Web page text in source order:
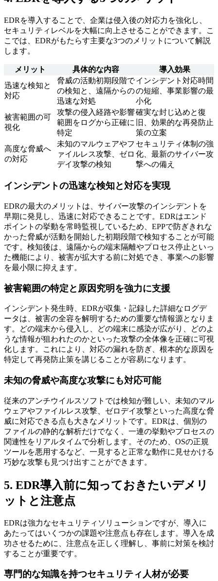
EDRを導入することで、企業は侵入後の対応力を強化し、
セキュリティレベルを大幅に向上させることができます。こ
こでは、EDRがもたらす主要な3つのメリットについて解説
します。
メリット 具体的な内容
導入効果
迅速な検知と
対応
脅威の活動初期段階で
の検知と、遠隔からの
迅速な対処
インシデント対応時間
の短縮、事業影響の最
小化
被害範囲の可
視化
攻撃の侵入経路や影響
範囲をログから正確に
特定
確実な封じ込めと復
旧、効果的な再発防止
策の立案
高度な脅威へ
の対応
未知のマルウェアやフ
ァイルレス攻撃、ゼロ
デイ攻撃の検知
セキュリティ体制の強
化、最新のサイバー攻
撃への備え
インシデントの迅速な検知と対応を実現
EDRの最大のメリットは、サイバー攻撃のインシデントを
早期に発見し、迅速に対応できることです。EDRはエンド
ポイントの挙動を常時監視しているため、EPPで防ぎきれな
かった脅威が活動を開始した初期段階で検知することが可能
です。検知後は、遠隔からの端末隔離やプロセス停止といっ
た機能により、被害が拡大する前に対処でき、事業への影響
を最小限に抑えます。
被害範囲の特定と原因究明を強力に支援
インシデント発生時、EDRが収集・記録した詳細なログデ
ータは、被害の全容を解明するための重要な情報源となりま
す。どの端末から侵入し、どの端末に感染が広がり、どのよ
うな情報が狙われたのかといった攻撃の全体像を正確に可視
化します。これにより、対応の漏れを防ぎ、根本的な原因を
特定して再発防止策を講じることが容易になります。
未知の脅威や高度な攻撃にも対応可能
従来のアンチウイルスソフトでは検知が難しい、未知のマル
ウェアやファイルレス攻撃、ゼロデイ攻撃といった高度な脅
威に対応できる点も大きなメリットです。EDRは、個別の
ファイルの静的な解析だけでなく、一連の挙動やプロセスの
関連性をリアルタイムで分析します。そのため、OSの正規
ツールを悪用するなど、一見すると正常な動作に見せかける
巧妙な攻撃も見つけ出すことができます。
5. EDR導入前に知っておきたいデメリ
ットと注意点
EDRは強力なセキュリティソリューションですが、導入に
あたってはいくつかの課題や注意点も存在します。導入を成
功させるために、注意点を正しく理解し、事前に対策を検討
することが重要です。
専門的な知識を持つセキュリティ人材が必要